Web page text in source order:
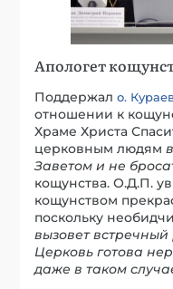
Апологет
Поддержало.
отношении к
Храме Христа
церковным людям
Заветом и не
кощунства. О.Д.П.
кощунством
поскольку
вызовет
Церковь готова
даже в таком